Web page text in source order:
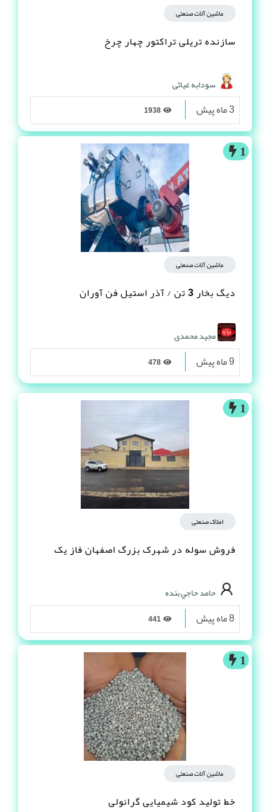
ماشین آلات صنعتی
سازنده تریلی تراکتور چهار چرخ
سودابه غیاثی
3 ماه پیش
1
ماشین آلات صنعتی
دیگ بخار 3 تن / آذر استیل فن آوران
مجید محمدی
9 ماه پیش
1
املاک صنعتی
فروش سوله در شهرک بزرگ اصفهان فاز یک
حامد حاجي بنده
8 ماه پیش
1
ماشین آلات صنعتی
خط تولید کود شیمیایی گرانولی